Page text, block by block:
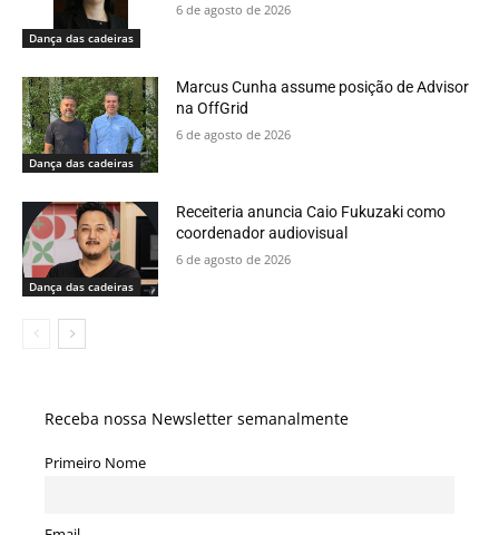
Dança das cadeiras
6 de agosto de 2026
Dança das cadeiras
Marcus Cunha assume posição de Advisor
na OffGrid
6 de agosto de 2026
Dança das cadeiras
Receiteria anuncia Caio Fukuzaki como
coordenador audiovisual
6 de agosto de 2026
Receba nossa Newsletter semanalmente
Primeiro Nome